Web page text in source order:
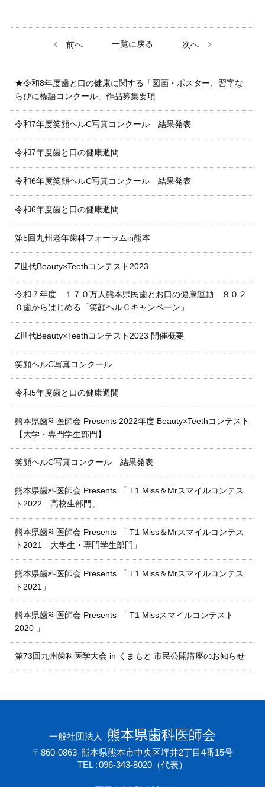
前へ 一覧に戻る 次へ
★令和8年度歯と口の健康に関する「図画・ポスター、習字な
らびに標語コンクール」作品募集要項
令和7年度笑顔ヘルC写真コンクール 結果発表
令和7年度歯と口の健康週間
令和6年度笑顔ヘルC写真コンクール 結果発表
令和6年度歯と口の健康週間
第5回九州老年歯科フォーラムin熊本
Z世代Beauty×Teethコンテスト2023
令和７年度 １７０万人熊本県民歯とお口の健康運動 ８０２
０歯からはじめる「笑顔ヘルＣキャンペーン」
Z世代Beauty×Teethコンテスト2023 開催概要
笑顔ヘルC写真コンクール
令和5年度歯と口の健康週間
熊本県歯科医師会 Presents 2022年度 Beauty×Teethコンテスト
【大学・専門学生部門】
笑顔ヘルC写真コンクール 結果発表
熊本県歯科医師会 Presents 「 T1 Miss＆Mrスマイルコンテス
ト2022 高校生部門」
熊本県歯科医師会 Presents 「 T1 Miss＆Mrスマイルコンテス
ト2021 大学生・専門学生部門」
熊本県歯科医師会 Presents 「 T1 Miss＆Mrスマイルコンテス
ト2021」
熊本県歯科医師会 Presents 「 T1 Missスマイルコンテスト
2020 」
第73回九州歯科医学大会 in くまもと 市民公開講座のお知らせ
一般社団法人 熊本県歯科医師会
〒860-0863 熊本県熊本市中央区坪井2丁目4番15号
TEL
096-343-8020 （代表）